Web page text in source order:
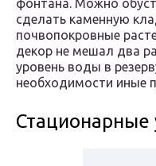
фонтана. Можно
сделать каменную
почвопокровные
декор не мешал два
уровень воды в
необходимости иные
Стационарные